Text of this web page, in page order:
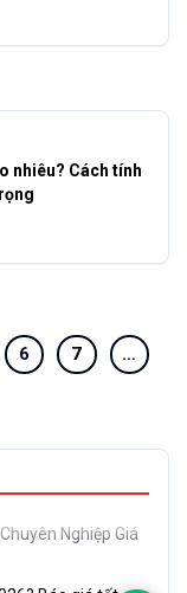
nhiêu? Cách tính
6 7
…
Nghiệp Giá
Báo giá tốt,